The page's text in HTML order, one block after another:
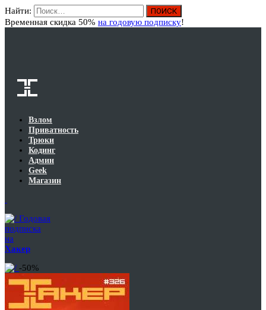
Найти:
Временная скидка 50% на годовую подписку!
Взлом
Приватность
Трюки
Кодинг
Админ
Geek
Магазин
Годовая
подписка
на
Хакер
-50%